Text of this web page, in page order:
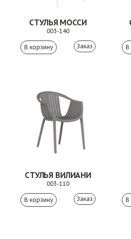
СТУЛЬЯ МОССИ
003-140
Заказ
СТУЛЬЯ ВИЛИАНИ
003-110
Заказ